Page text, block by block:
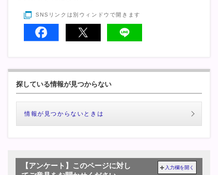
SNSリンクは別ウィンドウで開きます
探している情報が見つからない
情報が見つからないときは
【アンケート】このページに対し
入力欄を開く